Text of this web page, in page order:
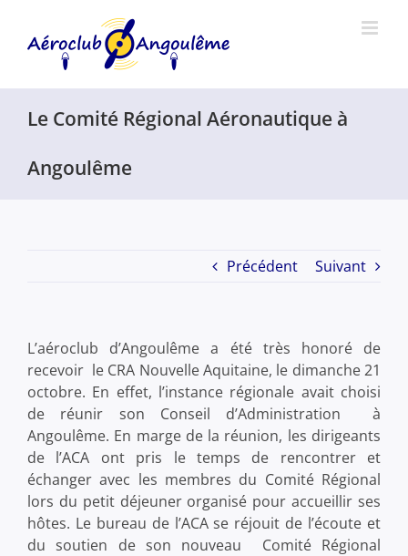
contenu
Le Comité Régional Aéronautique à
Angoulême
Précédent Suivant
L’aéroclub d’Angoulême a été très honoré de
recevoir le CRA Nouvelle Aquitaine, le dimanche 21
octobre. En effet, l’instance régionale avait choisi
de réunir son Conseil d’Administration à
Angoulême. En marge de la réunion, les dirigeants
de l’ACA ont pris le temps de rencontrer et
échanger avec les membres du Comité Régional
lors du petit déjeuner organisé pour accueillir ses
hôtes. Le bureau de l’ACA se réjouit de l’écoute et
du soutien de son nouveau Comité Régional